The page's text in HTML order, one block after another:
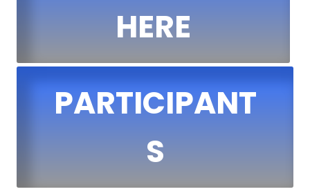
HERE
PARTICIPANT
S